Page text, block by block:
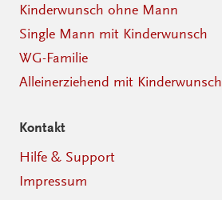
Kinderwunsch ohne Mann
Single Mann mit Kinderwunsch
WG-Familie
Alleinerziehend mit Kinderwunsch
Kontakt
Hilfe & Support
Impressum